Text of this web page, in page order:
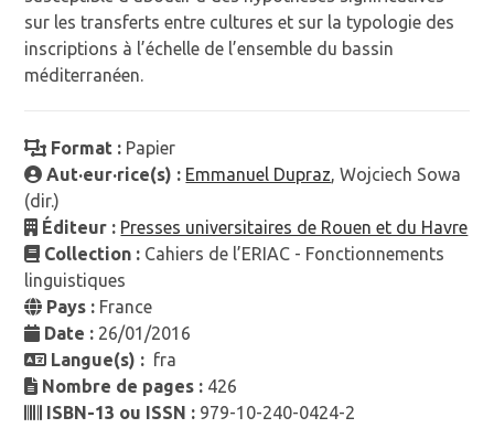
sur les transferts entre cultures et sur la typologie des
inscriptions à l’échelle de l’ensemble du bassin
méditerranéen.
Format : Papier
Aut·eur·rice(s) : Emmanuel Dupraz, Wojciech Sowa
(dir.)
Éditeur : Presses universitaires de Rouen et du Havre
Collection : Cahiers de l’ERIAC - Fonctionnements
linguistiques
Pays : France
Date : 26/01/2016
Langue(s) : fra
Nombre de pages : 426
ISBN-13 ou ISSN : 979-10-240-0424-2